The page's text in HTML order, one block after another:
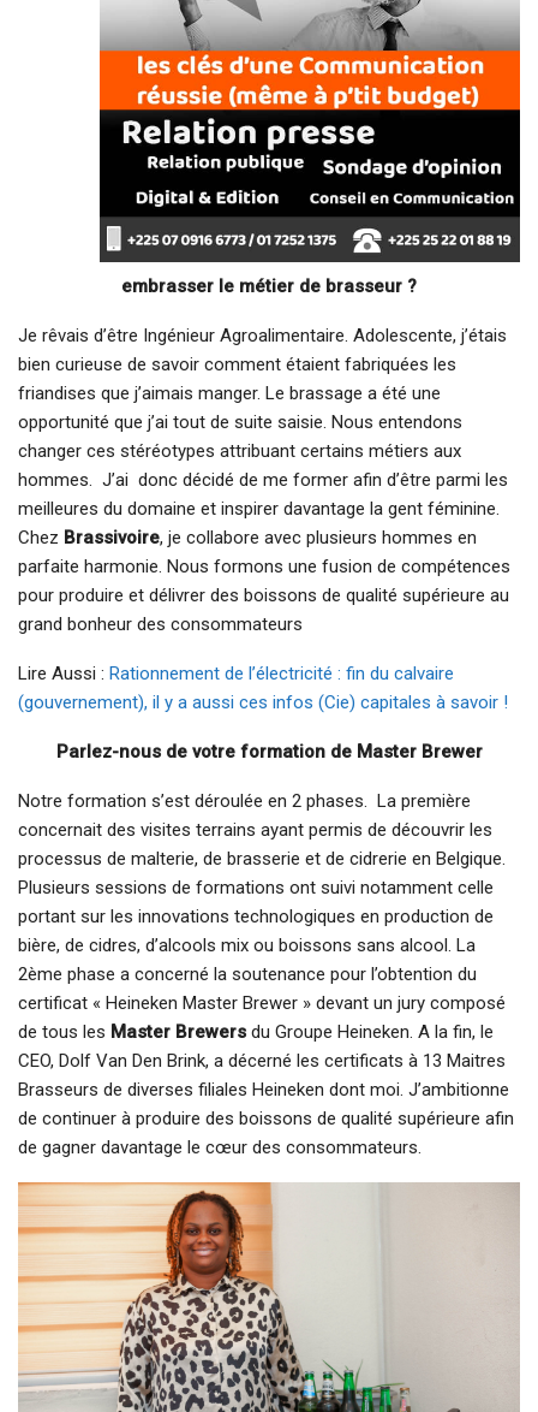
embrasser le métier de brasseur ?
Je rêvais d’être Ingénieur Agroalimentaire. Adolescente, j’étais
bien curieuse de savoir comment étaient fabriquées les
friandises que j’aimais manger. Le brassage a été une
opportunité que j’ai tout de suite saisie. Nous entendons
changer ces stéréotypes attribuant certains métiers aux
hommes. J’ai donc décidé de me former afin d’être parmi les
meilleures du domaine et inspirer davantage la gent féminine.
Chez Brassivoire, je collabore avec plusieurs hommes en
parfaite harmonie. Nous formons une fusion de compétences
pour produire et délivrer des boissons de qualité supérieure au
grand bonheur des consommateurs
Lire Aussi : Rationnement de l’électricité : fin du calvaire
(gouvernement), il y a aussi ces infos (Cie) capitales à savoir !
Parlez-nous de votre formation de Master Brewer
Notre formation s’est déroulée en 2 phases. La première
concernait des visites terrains ayant permis de découvrir les
processus de malterie, de brasserie et de cidrerie en Belgique.
Plusieurs sessions de formations ont suivi notamment celle
portant sur les innovations technologiques en production de
bière, de cidres, d’alcools mix ou boissons sans alcool. La
2ème phase a concerné la soutenance pour l’obtention du
certificat « Heineken Master Brewer » devant un jury composé
de tous les Master Brewers du Groupe Heineken. A la fin, le
CEO, Dolf Van Den Brink, a décerné les certificats à 13 Maitres
Brasseurs de diverses filiales Heineken dont moi. J’ambitionne
de continuer à produire des boissons de qualité supérieure afin
de gagner davantage le cœur des consommateurs.